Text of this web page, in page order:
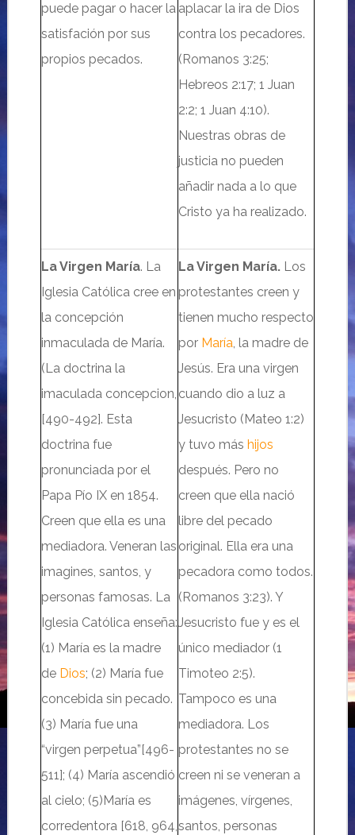
puede pagar o hacer la
satisfación por sus
propios pecados.
aplacar la ira de Dios
contra los pecadores.
(Romanos 3:25;
Hebreos 2:17; 1 Juan
2:2; 1 Juan 4:10).
Nuestras obras de
justicia no pueden
añadir nada a lo que
Cristo ya ha realizado.
La Virgen María. La
Iglesia Católicacree en
la concepción
inmaculada de María.
(La doctrina la
imaculada concepcion,
[490-492]. Esta
doctrina fue
pronunciada por el
Papa Pío IX en 1854.
Creen que ella es una
mediadora. Veneran las
imagines, santos, y
personas famosas. La
Iglesia Católica enseña:
(1) María es la madre
de Dios; (2) Maríafue
concebida sin pecado.
(3) Maríafue una
“virgen perpetua”[496-
511]; (4) Maríaascendió
al cielo; (5)Maríaes
corredentora [618, 964,
La Virgen María. Los
protestantes creen y
tienen mucho respecto
por María, la madre de
Jesús. Era una virgen
cuando dio a luz a
Jesucristo (Mateo 1:2)
y tuvo más hijos
después. Pero no
creen que ellanació
libre del pecado
original. Ellaera una
pecadora como todos.
(Romanos 3:23). Y
Jesucristo fue y es el
único mediador (1
Timoteo 2:5).
Tampoco es una
mediadora. Los
protestantes no se
creen ni se veneran a
imágenes, vírgenes,
santos, personas